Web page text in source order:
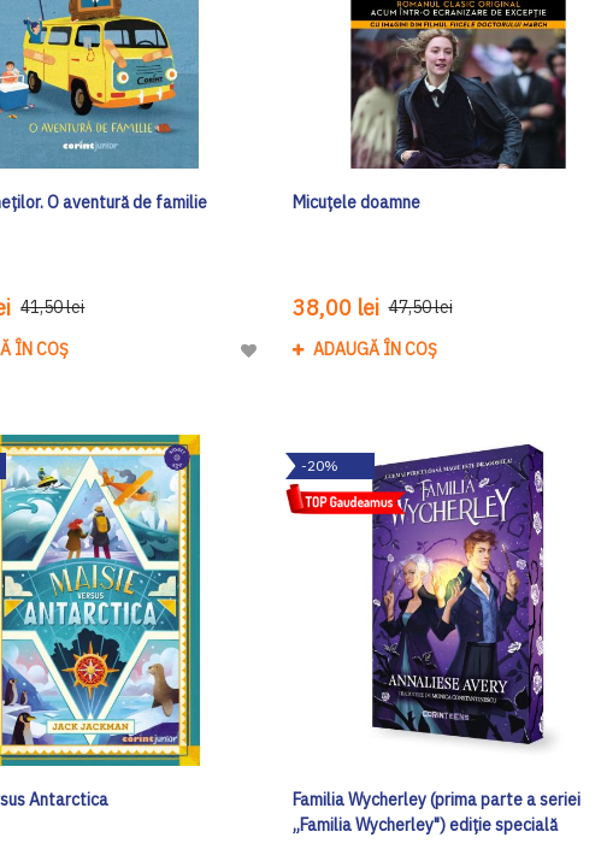
O aventură de familie
41,50 lei
ÎN COȘ
Adaugă
Dorinte
Micuțele doamne
38,00 lei 47,50 lei
ADAUGĂ ÎN COȘ
Antarctica
-20%
Familia Wycherley (prima parte a seriei
„Familia Wycherley") ediţie specială